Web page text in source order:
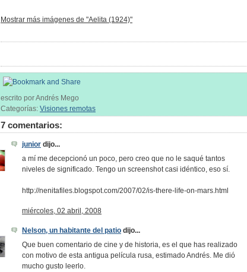
Mostrar más imágenes de "Aelita (1924)"
escrito por Andrés Mego
Categorías: Visiones remotas
7 comentarios:
junior dijo...
a mí me decepcionó un poco, pero creo que no le saqué tantos
niveles de significado. Tengo un screenshot casi idéntico, eso sí.
http://nenitafiles.blogspot.com/2007/02/is-there-life-on-mars.html
miércoles, 02 abril, 2008
Nelson, un habitante del patio dijo...
Que buen comentario de cine y de historia, es el que has realizado
con motivo de esta antigua película rusa, estimado Andrés. Me dió
mucho gusto leerlo.